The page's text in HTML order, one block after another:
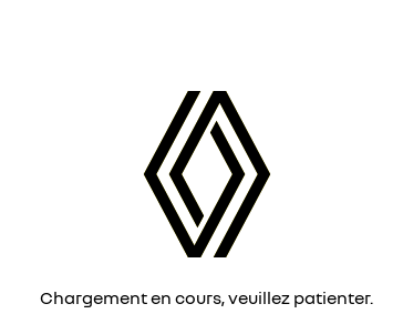
Chargement en cours, veuillez patienter.